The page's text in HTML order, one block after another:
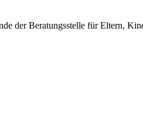
der Beratungsstelle für Eltern,